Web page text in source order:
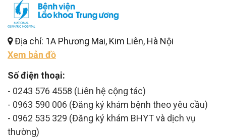
Địa chỉ: 1A Phương Mai, Kim Liên, Hà Nội
Xem bản đồ
Số điện thoại:
- 0243 576 4558 (Liên hệ cộng tác)
- 0963 590 006 (Đăng ký khám bệnh theo yêu cầu)
- 0962 535 329 (Đăng ký khám BHYT và dịch vụ
thường)